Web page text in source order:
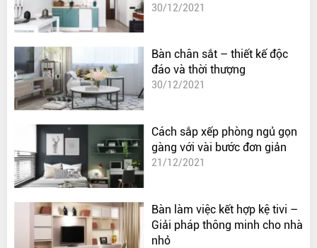
30/12/2021
Bàn chân sắt – thiết kế độc
đáo và thời thượng
30/12/2021
Cách sắp xếp phòng ngủ gọn
gàng với vài bước đơn giản
21/12/2021
Bàn làm việc kết hợp kệ tivi –
Giải pháp thông minh cho nhà
nhỏ